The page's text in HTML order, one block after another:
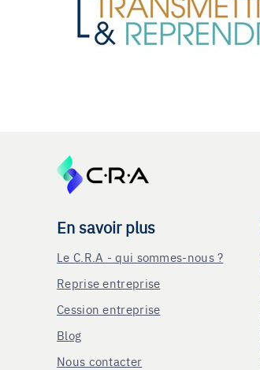
En savoir plus
Le C.R.A - qui sommes-nous ?
Reprise entreprise
Cession entreprise
Blog
Nous contacter